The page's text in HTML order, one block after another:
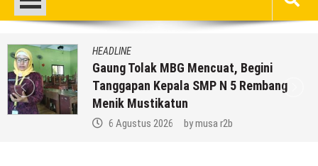
HEADLINE
Gaung Tolak MBG Mencuat, Begini
Tanggapan Kepala SMP N 5 Rembang
Menik Mustikatun
6 Agustus 2026 bymusa r2b